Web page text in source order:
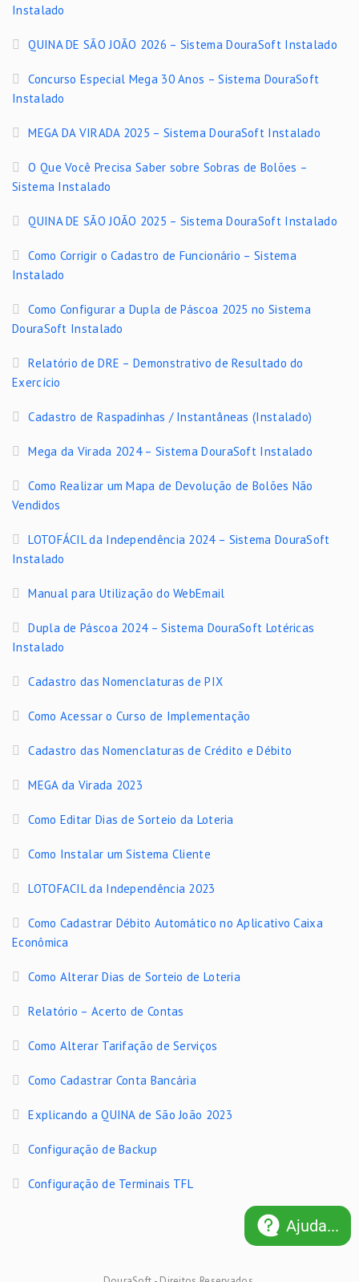
Instalado
QUINA DE SÃO JOÃO 2026 – Sistema DouraSoft Instalado
Concurso Especial Mega 30 Anos – Sistema DouraSoft
Instalado
MEGA DA VIRADA 2025 – Sistema DouraSoft Instalado
O Que Você Precisa Saber sobre Sobras de Bolões –
Sistema Instalado
QUINA DE SÃO JOÃO 2025 – Sistema DouraSoft Instalado
Como Corrigir o Cadastro de Funcionário – Sistema
Instalado
Como Configurar a Dupla de Páscoa 2025 no Sistema
DouraSoft Instalado
Relatório de DRE – Demonstrativo de Resultado do
Exercício
Cadastro de Raspadinhas / Instantâneas (Instalado)
Mega da Virada 2024 – Sistema DouraSoft Instalado
Como Realizar um Mapa de Devolução de Bolões Não
Vendidos
LOTOFÁCIL da Independência 2024 – Sistema DouraSoft
Instalado
Manual para Utilização do WebEmail
Dupla de Páscoa 2024 – Sistema DouraSoft Lotéricas
Instalado
Cadastro das Nomenclaturas de PIX
Como Acessar o Curso de Implementação
Cadastro das Nomenclaturas de Crédito e Débito
MEGA da Virada 2023
Como Editar Dias de Sorteio da Loteria
Como Instalar um Sistema Cliente
LOTOFACIL da Independência 2023
Como Cadastrar Débito Automático no Aplicativo Caixa
Econômica
Como Alterar Dias de Sorteio de Loteria
Relatório – Acerto de Contas
Como Alterar Tarifação de Serviços
Como Cadastrar Conta Bancária
Explicando a QUINA de São João 2023
Configuração de Backup
Configuração de Terminais TFL
Ajuda...